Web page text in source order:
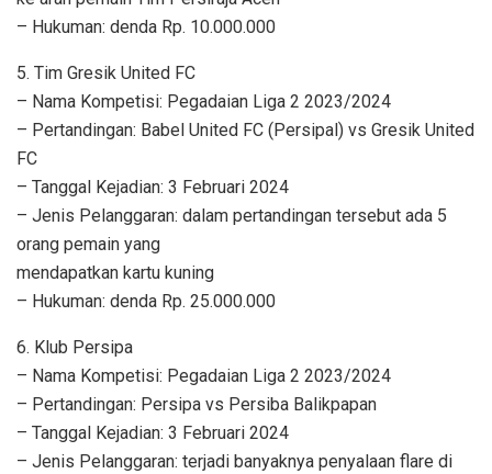
– Hukuman: denda Rp. 10.000.000
5. Tim Gresik United FC
– Nama Kompetisi: Pegadaian Liga 2 2023/2024
– Pertandingan: Babel United FC (Persipal) vs Gresik United
FC
– Tanggal Kejadian: 3 Februari 2024
– Jenis Pelanggaran: dalam pertandingan tersebut ada 5
orang pemain yang
mendapatkan kartu kuning
– Hukuman: denda Rp. 25.000.000
6. Klub Persipa
– Nama Kompetisi: Pegadaian Liga 2 2023/2024
– Pertandingan: Persipa vs Persiba Balikpapan
– Tanggal Kejadian: 3 Februari 2024
– Jenis Pelanggaran: terjadi banyaknya penyalaan flare di